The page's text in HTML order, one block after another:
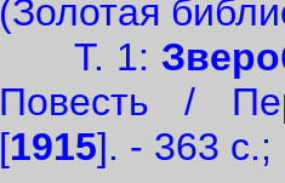
(Золотая
Т. 1:
Повесть /
[1915]. - 363 с.;